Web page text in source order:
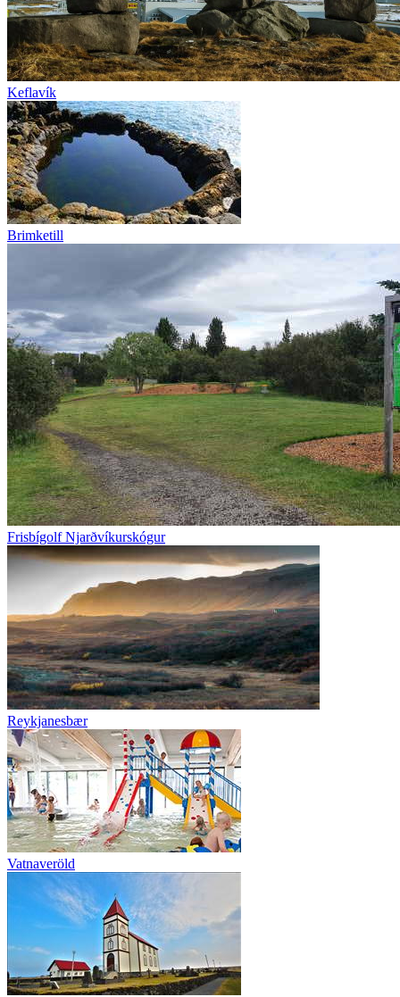
Keflavík
Brimketill
Frisbígolf Njarðvíkurskógur
Reykjanesbær
Vatnaveröld